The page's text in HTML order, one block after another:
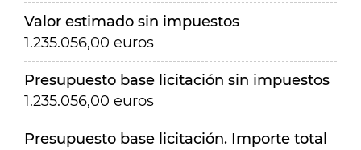
Valor estimado sin impuestos
1.235.056,00 euros
Presupuesto base licitación sin impuestos
1.235.056,00 euros
Presupuesto base licitación. Importe total